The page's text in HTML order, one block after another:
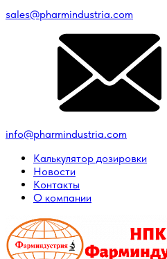
sales@pharmindustria.com
info@pharmindustria.com
Калькулятор дозировки
Новости
Контакты
О компании